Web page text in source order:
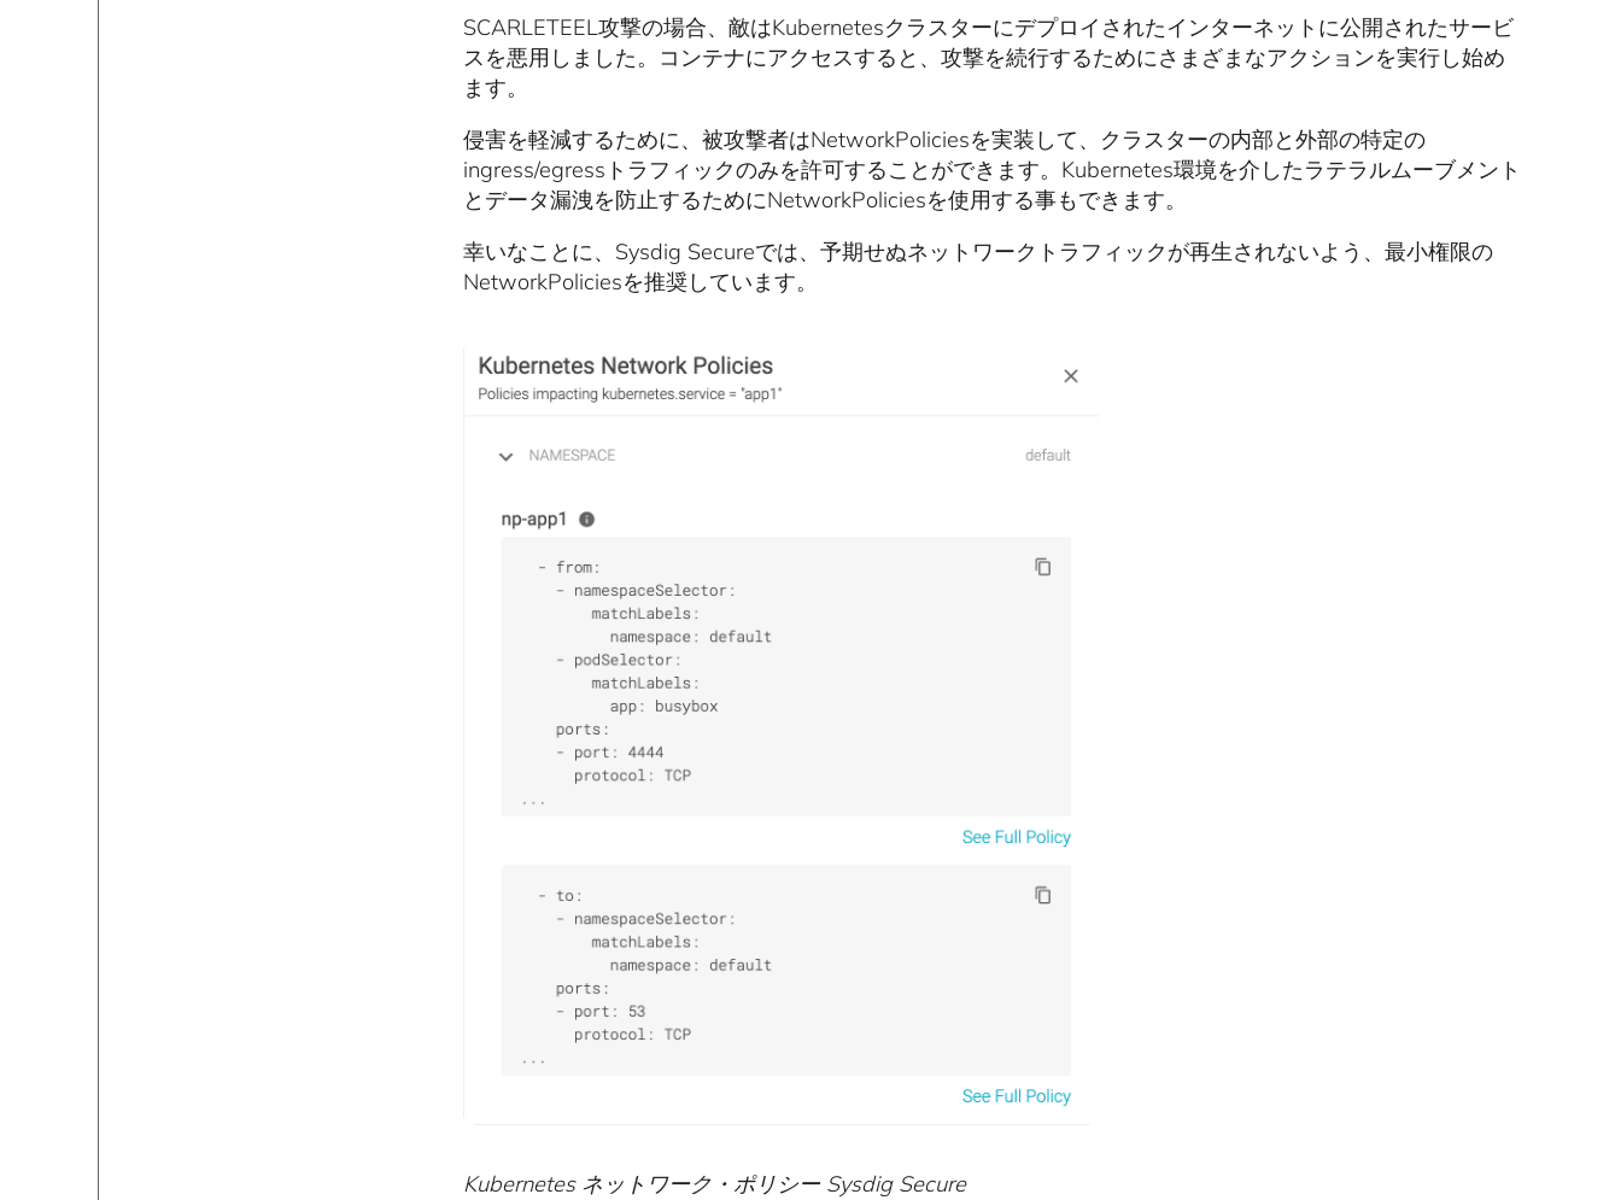
SCARLETEEL攻撃の場合、敵はKubernetesクラスターにデプロイされたインターネットに公開されたサービ
スを悪用しました。コンテナにアクセスすると、攻撃を続行するためにさまざまなアクションを実行し始め
ます。
侵害を軽減するために、被攻撃者はNetworkPoliciesを実装して、クラスターの内部と外部の特定の
ingress/egressトラフィックのみを許可することができます。Kubernetes環境を介したラテラルムーブメント
とデータ漏洩を防止するためにNetworkPoliciesを使用する事もできます。
幸いなことに、Sysdig Secureでは、予期せぬネットワークトラフィックが再生されないよう、最小権限の
NetworkPoliciesを推奨しています。
Kubernetes ネットワーク・ポリシー Sysdig Secure